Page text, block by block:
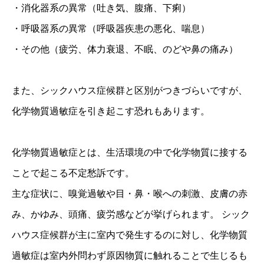
・消化器系の異常（吐き気、腹痛、下痢）
・呼吸器系の異常（呼吸器疾患の悪化、喘息）
・その他（疲労、体力衰退、不眠、のどや鼻の痛み）
また、シックハウス症候群と区別がつきづらいですが、
化学物質過敏症を引き起こす恐れもあります。
化学物質過敏症とは、生活環境の中で化学物質に接する
ことで起こる不定愁訴です。
主な症状に、嗅覚過敏や目・鼻・喉への刺激、皮膚の赤
み、かゆみ、頭痛、疲労感などが挙げられます。 シック
ハウス症候群が主に室内で発生するのに対し、化学物質
過敏症は室内外問わず原因物質に触れることで生じるも